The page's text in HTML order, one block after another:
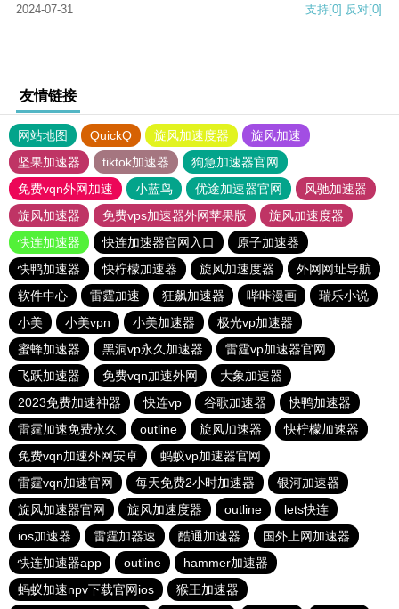
2024-07-31 支持[0] 反对[0]
友情链接
网站地图 QuickQ 旋风加速度器
旋风加速
坚果加速器
tiktok加速器
狗急加速器官网
免费vqn外网加速
小蓝鸟 优途加速器官网
风驰加速器
旋风加速器
免费vps加速器外网苹果版
旋风加速度器
快连加速器
快连加速器官网入口
原子加速器
快鸭加速器
快柠檬加速器 旋风加速度器
外网网址导航
软件中心
雷霆加速 狂飙加速器 哔咔漫画
瑞乐小说
小美
小美vpn 小美加速器
极光vp加速器
蜜蜂加速器
黑洞vp永久加速器
雷霆vp加速器官网
飞跃加速器
免费vqn加速外网
大象加速器
2023免费加速神器
快连vp 谷歌加速器
快鸭加速器
雷霆加速免费永久
outline 旋风加速器
快柠檬加速器
免费vqn加速外网安卓
蚂蚁vp加速器官网
雷霆vqn加速官网
每天免费2小时加速器
银河加速器
旋风加速器官网
旋风加速度器 outline
lets快连
ios加速器
雷霆加器速 酷通加速器
国外上网加速器
快连加速器app
outline
hammer加速器
蚂蚁加速npv下载官网ios
猴王加速器